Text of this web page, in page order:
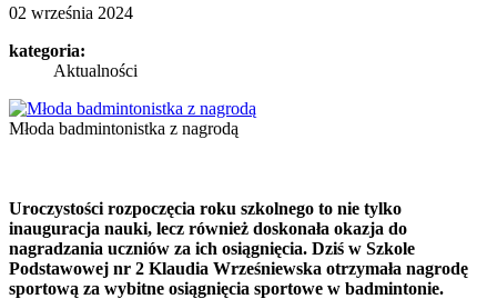
02 września 2024
kategoria:
Aktualności
Młoda badmintonistka z nagrodą
Uroczystości rozpoczęcia roku szkolnego to nie tylko
inauguracja nauki, lecz również doskonała okazja do
nagradzania uczniów za ich osiągnięcia. Dziś w Szkole
Podstawowej nr 2 Klaudia Wrześniewska otrzymała nagrodę
sportową za wybitne osiągnięcia sportowe w badmintonie.